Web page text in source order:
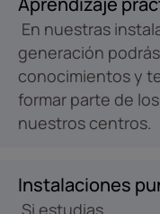
En nuestras
generación
conocimientos y
formar parte de
nuestros centros.
Instalaciones
Si estudias